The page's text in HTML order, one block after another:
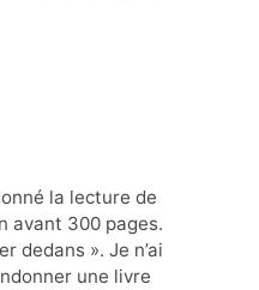
la lecture de
avant 300 pages.
dedans ». Je n’ai
une livre